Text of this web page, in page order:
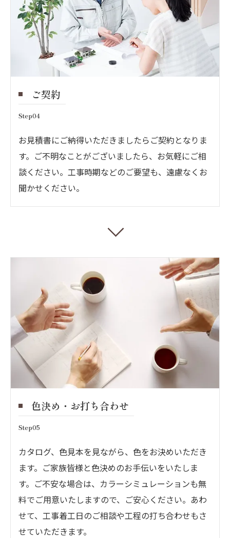
ご契約
Step04
お見積書にご納得いただきましたらご契約となりま
す。ご不明なことがございましたら、お気軽にご相
談ください。工事時期などのご要望も、遠慮なくお
聞かせください。
色決め・お打ち合わせ
Step05
カタログ、色見本を見ながら、色をお決めいただき
ます。ご家族皆様と色決めのお手伝いをいたしま
す。ご不安な場合は、カラーシミュレーションも無
料でご用意いたしますので、ご安心ください。あわ
せて、工事着工日のご相談や工程の打ち合わせもさ
せていただきます。